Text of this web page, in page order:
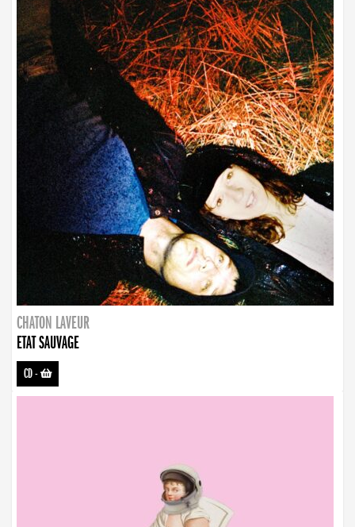
CHATON LAVEUR
ETAT SAUVAGE
CD-